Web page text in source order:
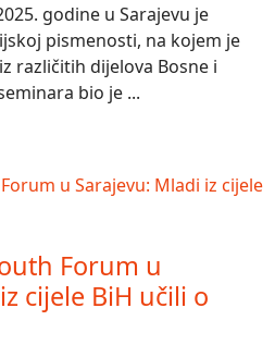
godine u Sarajevu je
pismenosti, na kojem je
različitih dijelova Bosne i
bio je ...
Forum u
cijele BiH učili o